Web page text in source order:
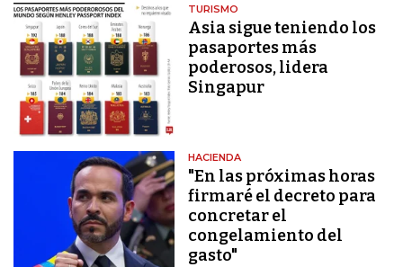
TURISMO
Asia sigue teniendo los
pasaportes más
poderosos, lidera
Singapur
HACIENDA
"En las próximas horas
firmaré el decreto para
concretar el
congelamiento del
gasto"